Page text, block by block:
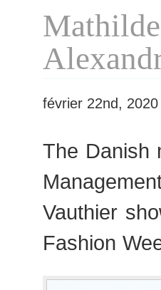
février 22nd,
The Danish
Vauthier
Fashion